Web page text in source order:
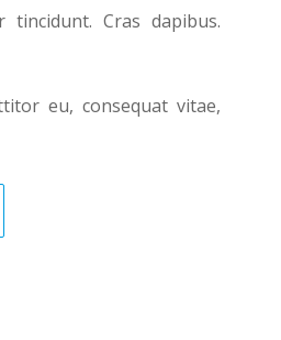
Cras dapibus.
eu, consequat vitae,